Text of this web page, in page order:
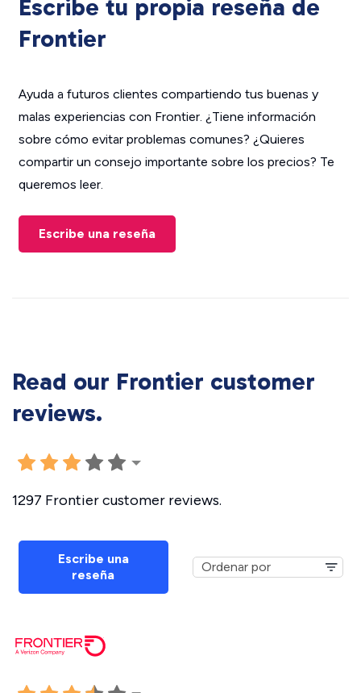
Escribe tu propia reseña de
Frontier
Ayuda a futuros clientes compartiendo tus buenas y
malas experiencias con Frontier. ¿Tiene información
sobre cómo evitar problemas comunes? ¿Quieres
compartir un consejo importante sobre los precios? Te
queremos leer.
Escribe una reseña
Read our Frontier customer
reviews.
1297 Frontier customer reviews.
Escribe una
reseña